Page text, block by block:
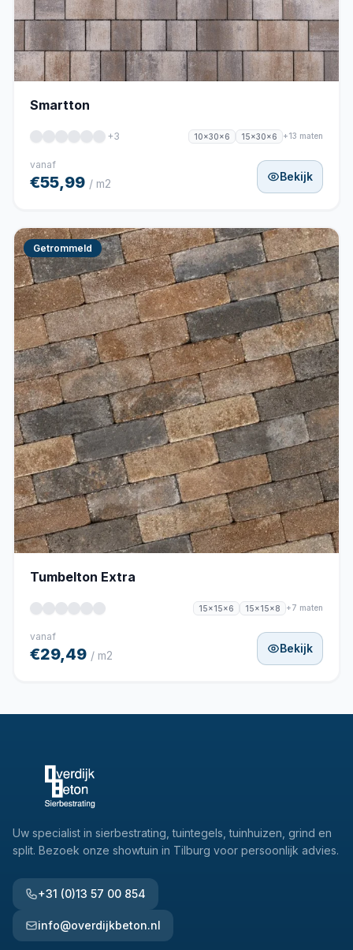
Smartton
+3 10x30x6 15x30x6 +13 maten
vanaf
€55,99 / m2
Bekijk
Getrommeld
Tumbelton Extra
15x15x6 15x15x8 +7 maten
vanaf
€29,49 / m2
Bekijk
Uw specialist in sierbestrating, tuintegels, tuinhuizen, grind en
split. Bezoek onze showtuin in Tilburg voor persoonlijk advies.
+31 (0)13 57 00 854
info@overdijkbeton.nl